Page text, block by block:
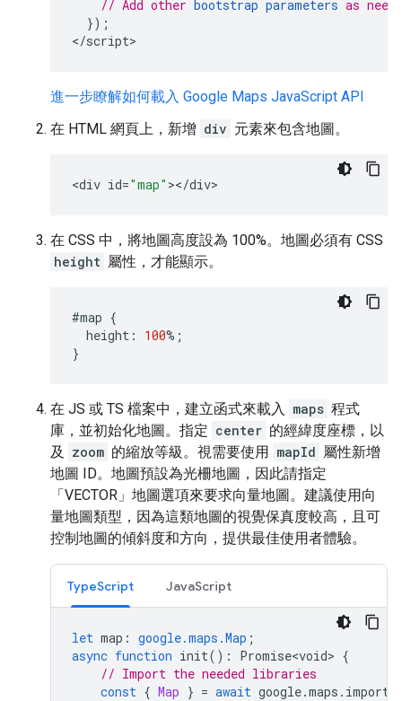
// Add other bootstrap parameters as
});
</script>
進一步瞭解如何載入 Google Maps JavaScript API
在 HTML 網頁上，新增 div 元素來包含地圖。
<div id="map" ></div>
在 CSS 中，將地圖高度設為 100%。地圖必須有 CSS
height 屬性，才能顯示。
#map {
height : 100% ;
}
在 JS 或 TS 檔案中，建立函式來載入 maps 程式
庫，並初始化地圖。指定 center 的經緯度座標，以
及
zoom 的縮放等級。視需要使用 mapId 屬性新增
地圖 ID。地圖預設為光柵地圖，因此請指定
「VECTOR」地圖選項來要求向量地圖。建議使用向
量地圖類型，因為這類地圖的視覺保真度較高，且可
控制地圖的傾斜度和方向，提供最佳使用者體驗。
TypeScript JavaScript
let map : google.maps.Map ;
async function init() : Promise<void> {
// Import the needed libraries
const { Map } = await google.maps .